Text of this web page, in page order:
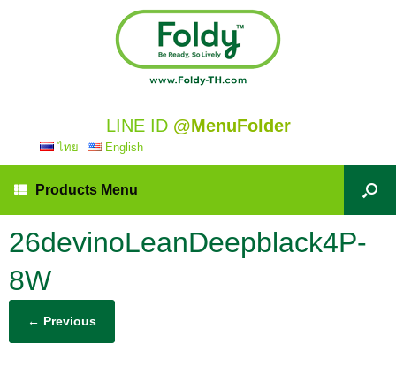
LINE ID @MenuFolder
ไทย English
Products Menu
26devinoLeanDeepblack4P-
8W
← Previous